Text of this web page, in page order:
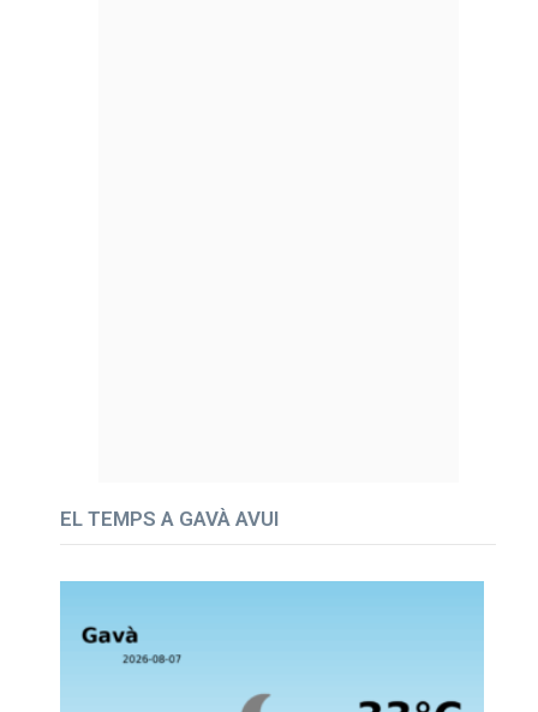
EL TEMPS A GAVÀ AVUI